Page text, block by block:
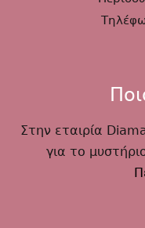
Στην εταιρία
για το